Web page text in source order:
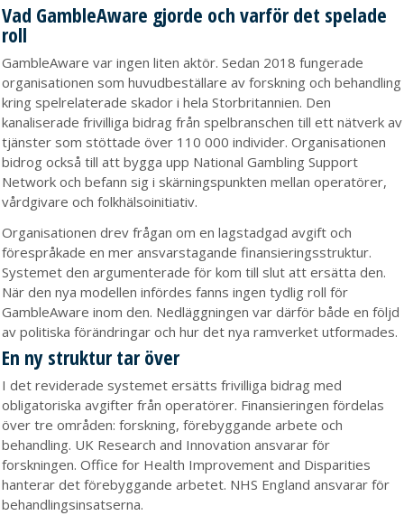
Vad GambleAware gjorde och varför det spelade
roll
GambleAware var ingen liten aktör. Sedan 2018 fungerade
organisationen som huvudbeställare av forskning och behandling
kring spelrelaterade skador i hela Storbritannien. Den
kanaliserade frivilliga bidrag från spelbranschen till ett nätverk av
tjänster som stöttade över 110 000 individer. Organisationen
bidrog också till att bygga upp National Gambling Support
Network och befann sig i skärningspunkten mellan operatörer,
vårdgivare och folkhälsoinitiativ.
Organisationen drev frågan om en lagstadgad avgift och
förespråkade en mer ansvarstagande finansieringsstruktur.
Systemet den argumenterade för kom till slut att ersätta den.
När den nya modellen infördes fanns ingen tydlig roll för
GambleAware inom den. Nedläggningen var därför både en följd
av politiska förändringar och hur det nya ramverket utformades.
En ny struktur tar över
I det reviderade systemet ersätts frivilliga bidrag med
obligatoriska avgifter från operatörer. Finansieringen fördelas
över tre områden: forskning, förebyggande arbete och
behandling. UK Research and Innovation ansvarar för
forskningen. Office for Health Improvement and Disparities
hanterar det förebyggande arbetet. NHS England ansvarar för
behandlingsinsatserna.